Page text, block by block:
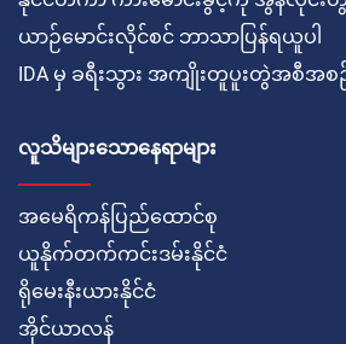
ယာဉ်မောင်းလိုင်စင် ဘာသာပြန်ရယူပါ
IDA မှ ခရီးသွား အကျိုးတူပူးတွဲအစီအစ
လူသိများသောနေရာများ
အမေရိကန်ပြည်ထောင်စု
ယူနိုက်တက်ကင်းဒမ်းနိုင်ငံ
ရိုမေးနီးယားနိုင်ငံ
အိုင်ယာလန်